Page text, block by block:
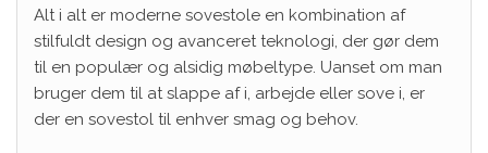
Alt i alt er moderne sovestole en kombination af
stilfuldt design og avanceret teknologi, der gør dem
til en populær og alsidig møbeltype. Uanset om man
bruger dem til at slappe af i, arbejde eller sove i, er
der en sovestol til enhver smag og behov.